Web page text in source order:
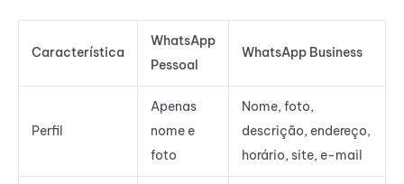
Característica
WhatsApp
Pessoal
WhatsApp Business
Perfil
Apenas
nome e
foto
Nome, foto,
descrição, endereço,
horário, site, e-mail